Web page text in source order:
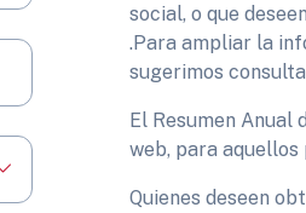
social, o que
.Para ampliar la
sugerimos
El Resumen Anual
web, para
Quienes deseen